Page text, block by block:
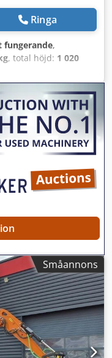
Ringa
fungerande,
, total höjd: 1 020
WIFO-ANEMA BV
Ho 750
(mm): 1 900
(kg): 750 Vikt (kg):
Småannons